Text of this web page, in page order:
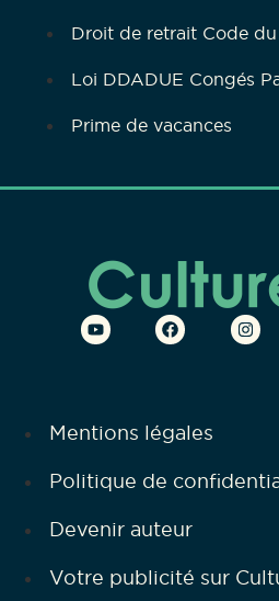
Droit de retrait Code du
Loi DDADUE Congés
Prime de vacances
Mentions légales
Politique de
Devenir auteur
Votre publicité sur